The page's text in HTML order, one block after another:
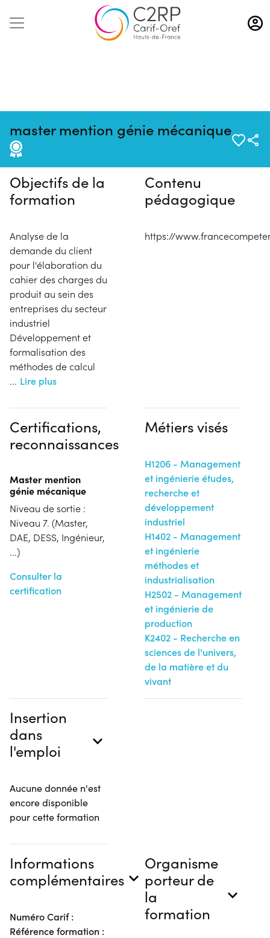
Aller
au
contenu
master mention génie mécanique
Pas de session programmée en
Objectifs de la
formation
Analyse de la
demande du client
pour l'élaboration du
cahier des charges du
produit au sein des
entreprises du secteur
industriel
Développement et
formalisation des
méthodes de calcul
... Lire plus
Contenu
pédagogique
https://
Certifications,
reconnaissances
Master mention
génie mécanique
Niveau de sortie :
Niveau 7. (Master,
DAE, DESS, Ingénieur,
...)
Consulter la
certification
Métiers visés
H1206 - Management
et ingénierie études,
recherche et
développement
industriel
H1402 - Management
et ingénierie
méthodes et
industrialisation
H2502 - Management
et ingénierie de
production
K2402 - Recherche en
sciences de l'univers,
de la matière et du
vivant
Insertion
dans
l'emploi
Aucune donnée n'est
encore disponible
pour cette formation
Informations
complémentaires
Numéro Carif :
Référence formation :
Organisme
porteur de
la
formation